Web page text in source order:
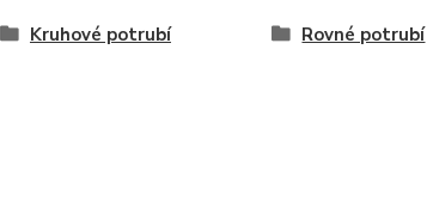
Kruhové potrubí Rovné potrubí